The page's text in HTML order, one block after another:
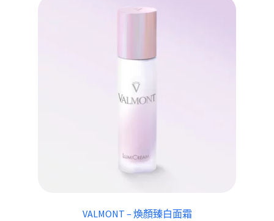
VALMONT – 煥顏臻白面霜